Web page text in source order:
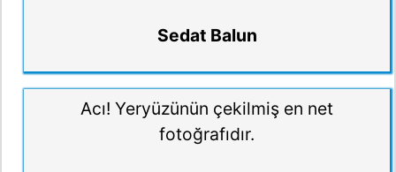
Sedat Balun
Acı! Yeryüzünün çekilmiş en net
fotoğrafıdır.